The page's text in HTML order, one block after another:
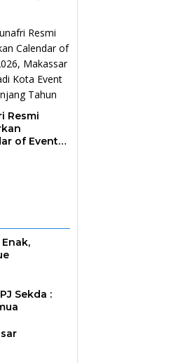
Resmi
of Event
Sekda :